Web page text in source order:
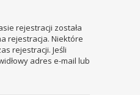
rejestracji została
rejestracja. Niektóre
rejestracji. Jeśli
adres e-mail lub